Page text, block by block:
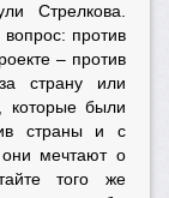
Стрелкова.
вопрос: против
– против
страну или
которые были
страны и с
мечтают о
того же